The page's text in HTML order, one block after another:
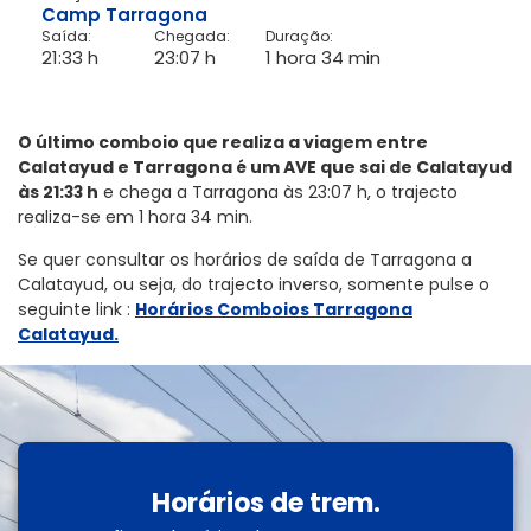
Saída:
21:33 h
Chegada:
23:07 h
Duração:
1 hora 34 min
Camp Tarragona
O último comboio que realiza a viagem entre
Calatayud e Tarragona é um AVE que sai de Calatayud
às 21:33 h e chega a Tarragona às 23:07 h, o trajecto
realiza-se em 1 hora 34 min.
Se quer consultar os horários de saída de Tarragona a
Calatayud, ou seja, do trajecto inverso, somente pulse o
seguinte link : Horários Comboios Tarragona
Calatayud.
Horários de trem.